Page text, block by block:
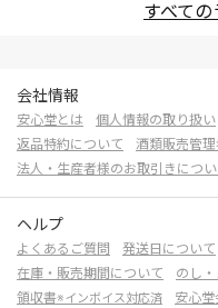
すべて
会社情報
安心堂とは 個人情報の取り扱い
返品特約について
酒類販売管
法人・生産者様のお取引きにつ
ヘルプ
よくあるご質問 発送日について
在庫・販売期間について
のし
領収書※インボイス対応済 安心